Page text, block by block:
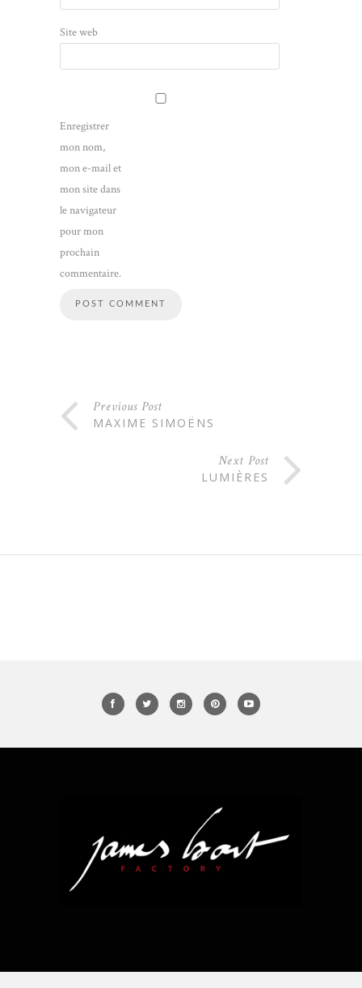
Site web
Enregistrer
mon nom,
mon e-mail et
mon site dans
le navigateur
pour mon
prochain
commentaire.
Previous Post
MAXIME SIMOËNS
Next Post
LUMIÈRES